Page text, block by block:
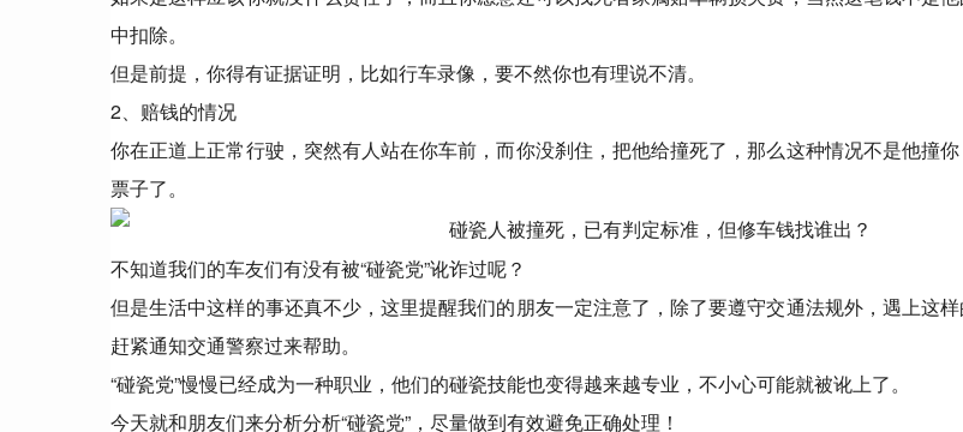
中扣除。
但是前提，你得有证据证明，比如行车录像，要不然你也有理说不清。
2、赔钱的情况
你在正道上正常行驶，突然有人站在你车前，而你没刹住，把他给撞死了，那么这种情况不是他撞
票子了。
不知道我们的车友们有没有被“碰瓷党”讹诈过呢？
但是生活中这样的事还真不少，这里提醒我们的朋友一定注意了，除了要遵守交通法规外，遇上这
赶紧通知交通警察过来帮助。
“碰瓷党”慢慢已经成为一种职业，他们的碰瓷技能也变得越来越专业，不小心可能就被讹上了。
今天就和朋友们来分析分析“碰瓷党”，尽量做到有效避免正确处理！